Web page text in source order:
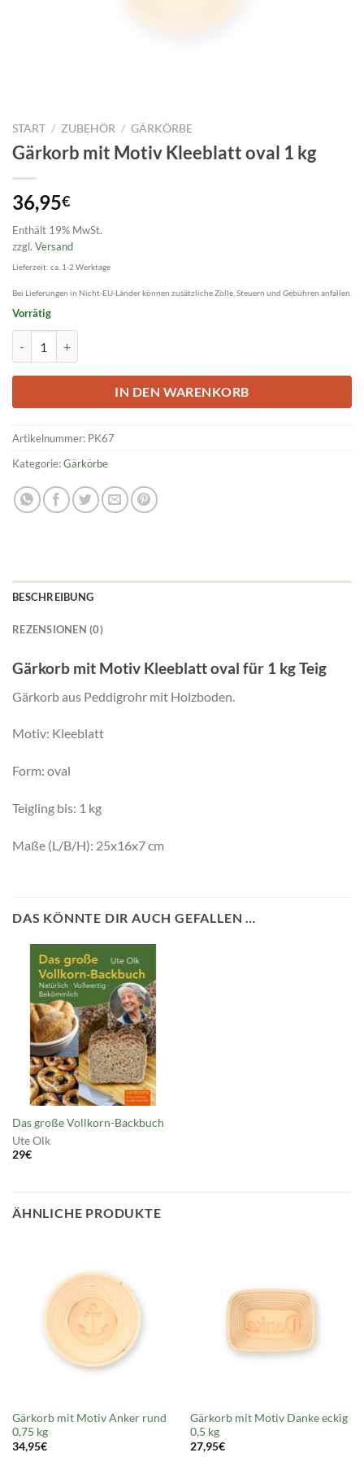
START / ZUBEHÖR / GÄRKÖRBE
Gärkorb mit Motiv Kleeblatt oval 1 kg
36,95€
Enthält 19% MwSt.
zzgl. Versand
Lieferzeit: ca. 1-2 Werktage
Bei Lieferungen in Nicht-EU-Länder können zusätzliche Zölle, Steuern und Gebühren anfallen.
Vorrätig
IN DEN WARENKORB
Artikelnummer: PK67
Kategorie:Gärkörbe
BESCHREIBUNG
REZENSIONEN (0)
Gärkorb mit Motiv Kleeblatt oval für 1 kg Teig
Gärkorb aus Peddigrohr mit Holzboden.
Motiv: Kleeblatt
Form: oval
Teigling bis: 1 kg
Maße (L/B/H): 25x16x7 cm
DAS KÖNNTE DIR AUCH GEFALLEN …
Das große Vollkorn-Backbuch
Ute Olk
29€
ÄHNLICHE PRODUKTE
Gärkorb mit Motiv Anker rund
0,75 kg
34,95€
Gärkorb mit Motiv Danke eckig
0,5 kg
27,95€